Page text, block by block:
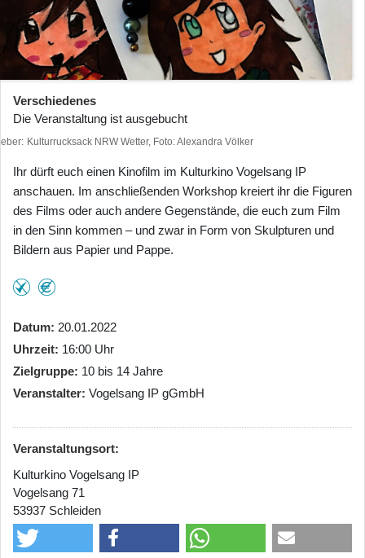
Verschiedenes
Die Veranstaltung ist ausgebucht
Kulturrucksack NRW Wetter, Foto: Alexandra Völker
Ihr dürft euch einen Kinofilm im Kulturkino Vogelsang IP
anschauen. Im anschließenden Workshop kreiert ihr die Figuren
des Films oder auch andere Gegenstände, die euch zum Film
in den Sinn kommen – und zwar in Form von Skulpturen und
Bildern aus Papier und Pappe.
Datum 20.01.2022
Uhrzeit 16:00 Uhr
Zielgruppe 10 bis 14 Jahre
Veranstalter Vogelsang IP gGmbH
Veranstaltungsort:
Kulturkino Vogelsang IP
Vogelsang 71
53937 Schleiden